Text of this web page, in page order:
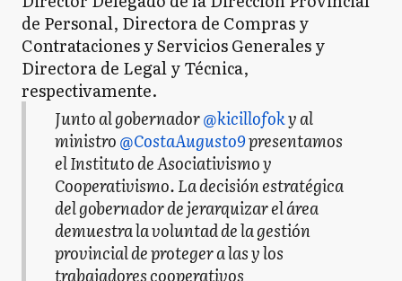
de Personal, Directora de Compras y
Contrataciones y Servicios Generales y
Directora de Legal y Técnica,
respectivamente.
Junto al gobernador@kicillofoky al
ministro@CostaAugusto9presentamos
el Instituto de Asociativismo y
Cooperativismo. La decisión estratégica
del gobernador de jerarquizar el área
demuestra la voluntad de la gestión
provincial de proteger a las y los
trabajadores cooperativos